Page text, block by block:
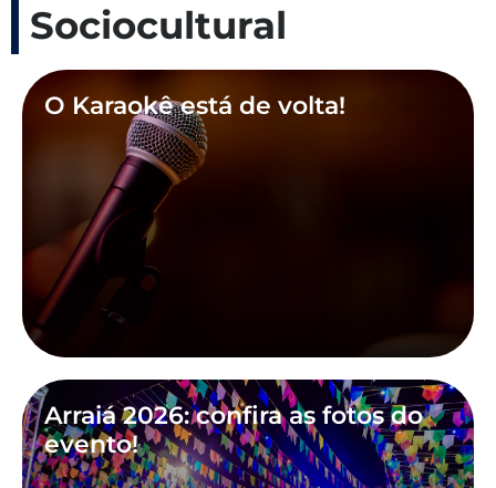
Sociocultural
O Karaokê está de volta!
Arraiá 2026: confira as fotos do
evento!